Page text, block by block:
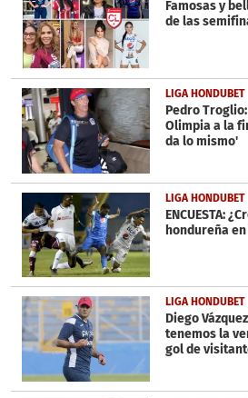
39
seconds
Famosas y
de las
LIGA HONDUBET
Pedro
Olimpia a la
da lo mismo'
LIGA HONDUBET
ENCUESTA:
hondureña
LIGA HONDUBET
Diego
tenemos la
gol de